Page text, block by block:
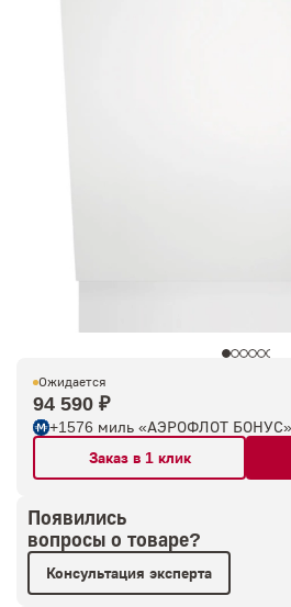
Ожидается
94 590 ₽
+1576 миль «АЭРОФЛОТ БОНУС»
Заказ в 1 клик
Появились
вопросы о товаре?
Консультация эксперта